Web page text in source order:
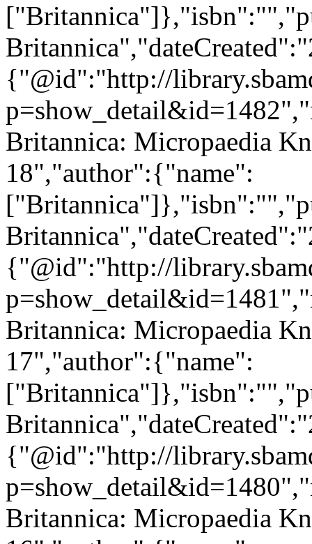
{"@id":"http://
Britannica: Micropaedia
18","author":{"name":
{"@id":"http://
Britannica: Micropaedia
17","author":{"name":
{"@id":"http://
Britannica: Micropaedia